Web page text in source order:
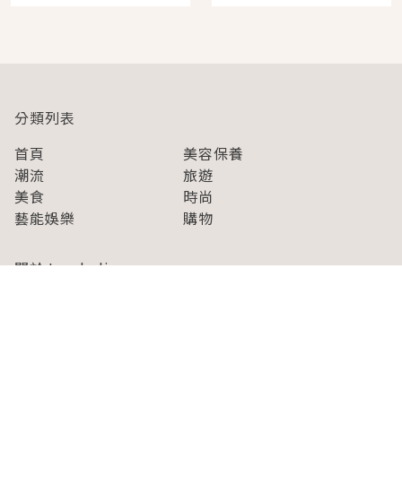
分類列表
首頁
美容保養
潮流
旅遊
美食
時尚
藝能娛樂
購物
關於Japaholic